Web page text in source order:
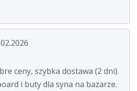
ceny, szybka dostawa (2 dni).
i buty dla syna na bazarze.